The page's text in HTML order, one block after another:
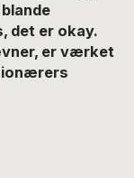
det er okay.
er værket